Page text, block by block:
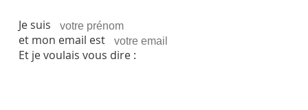
Je suis
et mon email est
Et je voulais vous dire :